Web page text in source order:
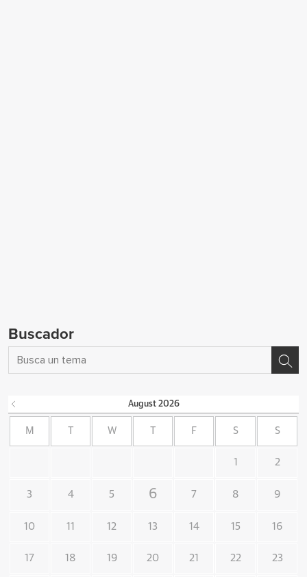
Buscador
August 2026
M W F S S
1 2
3 4 5 6 7 8 9
10 11 12 13 14 15 16
17 18 19 20 21 22 23